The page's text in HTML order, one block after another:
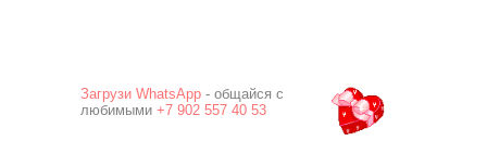
Загрузи WhatsApp - общайся с
любимыми +7 902 557 40 53